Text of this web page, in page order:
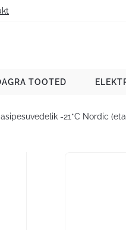
TOOTED
-21*C Nordic